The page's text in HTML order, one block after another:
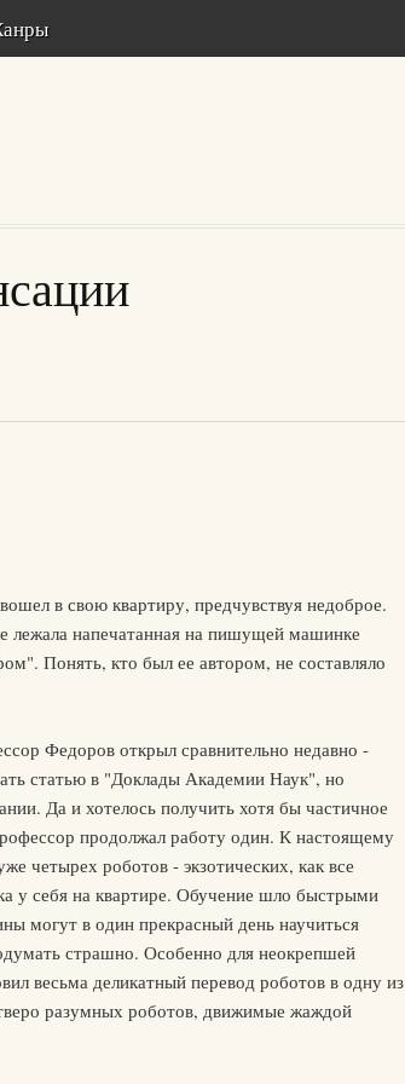
в свою квартиру, предчувствуя недоброе.
лежала напечатанная на пишущей машинке
Понять, кто был ее автором, не составляло
Федоров открыл сравнительно недавно -
статью в "Доклады Академии Наук", но
Да и хотелось получить хотя бы частичное
продолжал работу один. К настоящему
четырех роботов - экзотических, как все
у себя на квартире. Обучение шло быстрыми
могут в один прекрасный день научиться
страшно. Особенно для неокрепшей
весьма деликатный перевод роботов в одну из
разумных роботов, движимые жаждой